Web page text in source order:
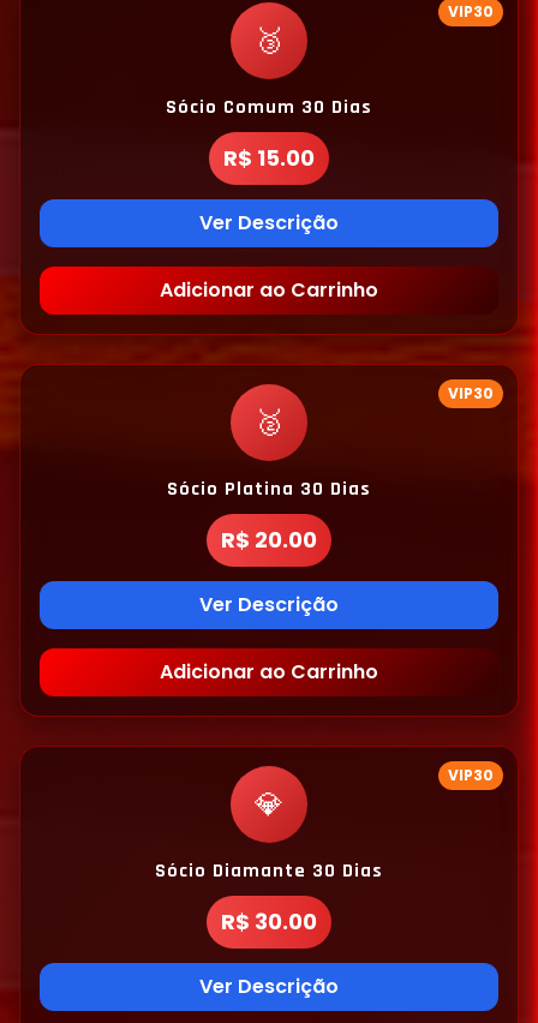
VIP30
🥉
Sócio Comum 30 Dias
R$ 15.00
Ver Descrição
Adicionar ao Carrinho
VIP30
🥈
Sócio Platina 30 Dias
R$ 20.00
Ver Descrição
Adicionar ao Carrinho
VIP30
💎
Sócio Diamante 30 Dias
R$ 30.00
Ver Descrição